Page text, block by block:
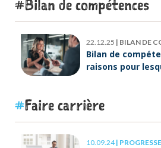
Bilan de compétences
22.12.25 | BILAN DE
Bilan de
raisons pour
Faire carrière
10.09.24|